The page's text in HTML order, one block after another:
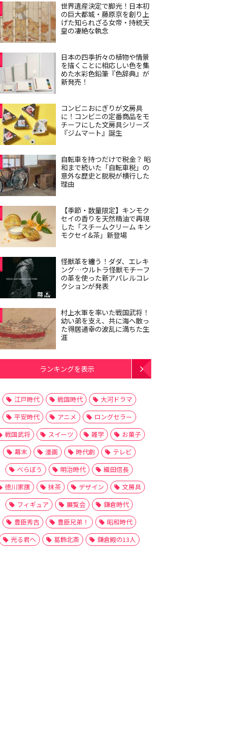
世界遺産決定で脚光！日本初
の巨大都城・藤原京を創り上
げた知られざる女帝・持統天
皇の凄絶な執念
日本の四季折々の植物や情景
を描くことに相応しい色を集
めた水彩色鉛筆『色辞典』が
新発売！
コンビニおにぎりが文房具
に！コンビニの定番商品をモ
チーフにした文房具シリーズ
『ジムマート』誕生
自転車を持つだけで税金？ 昭
和まで続いた「自転車税」の
意外な歴史と脱税が横行した
理由
【季節・数量限定】キンモク
セイの香りを天然精油で再現
した「スチームクリーム キン
モクセイ&茶」新登場
怪獣革を纏う！ダダ、エレキ
ング…ウルトラ怪獣モチーフ
の革を使った新アパレルコレ
クションが発表
村上水軍を率いた戦国武将！
幼い弟を支え、共に海へ散っ
た得居通幸の波乱に満ちた生
涯
ランキングを表示
江戸時代 戦国時代
大河ドラマ
平安時代
アニメ
ロングセラー
戦国武将
スイーツ 雑学
お菓子
幕末
漫画 時代劇
テレビ
べらぼう
明治時代
織田信長
徳川家康
抹茶 デザイン
文房具
フィギュア
展覧会
鎌倉時代
豊臣秀吉
豊臣兄弟！
昭和時代
光る君へ
葛飾北斎 鎌倉殿の13人